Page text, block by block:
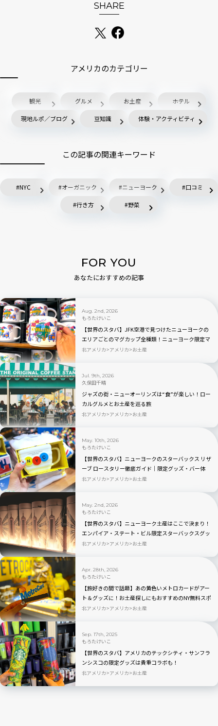
SHARE
アメリカのカテゴリー
観光 グルメ お土産 ホテル
現地ルポ／ブログ 豆知識 体験・アクティビティ
この記事の関連キーワード
NYC オーガニック ニューヨーク 口コミ
行き方 野菜
FOR YOU
あなたにおすすめの記事
Aug. 2nd, 2026
もろたけいこ
【世界のスタバ】JFK空港で見つけたニューヨークの
エリアごとのマグカップ全種類！ニューヨーク限定マ
グカップ＆タンブラー完全ガイド
北アメリカ アメリカ お土産
Jul. 9th, 2026
久保田千晴
ジャズの街・ニューオーリンズは“食”が楽しい！ロー
カルグルメとお土産を巡る旅
北アメリカ アメリカ お土産
May. 10th, 2026
もろたけいこ
【世界のスタバ】ニューヨークのスターバックス リザ
ーブ ロースタリー徹底ガイド｜限定グッズ・バー体
験・見どころを完全解説
北アメリカ アメリカ お土産
May. 2nd, 2026
もろたけいこ
【世界のスタバ】ニューヨーク土産はここで決まり！
エンパイア・ステート・ビル限定スターバックスグッ
ズ完全ガイド｜2026年最新
北アメリカ アメリカ お土産
Apr. 28th, 2026
もろたけいこ
【旅好きの間で話題】あの黄色いメトロカードがアー
ト＆グッズに！お土産探しにもおすすめのNY無料スポ
ット
北アメリカ アメリカ お土産
Sep. 17th, 2025
もろたけいこ
【世界のスタバ】アメリカのテックシティ・サンフラ
ンシスコの限定グッズは貴重コラボも！
北アメリカ アメリカ お土産